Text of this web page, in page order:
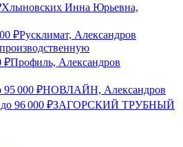
Хлыновских Инна Юрьевна,
₽Русклимат, Александров
₽Профиль, Александров
95 000 ₽НОВЛАЙН, Александров
до 96 000 ₽ЗАГОРСКИЙ ТРУБНЫЙ